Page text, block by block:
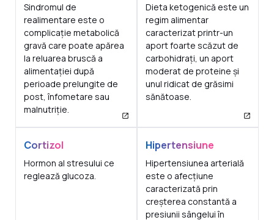
Sindromul de
realimentare este o
complicație metabolică
gravă care poate apărea
la reluarea bruscă a
alimentației după
perioade prelungite de
post, înfometare sau
malnutriție.
Dieta ketogenică este un
regim alimentar
caracterizat printr-un
aport foarte scăzut de
carbohidrați, un aport
moderat de proteine și
unul ridicat de grăsimi
sănătoase.
Cortizol
Hormon al stresului ce
reglează glucoza.
Hipertensiune
Hipertensiunea arterială
este o afecțiune
caracterizată prin
creșterea constantă a
presiunii sângelui în